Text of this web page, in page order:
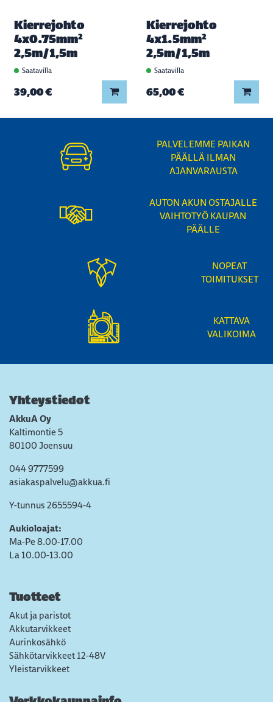
Kierrejohto
4x0.75mm²
2,5m/1,5m
Saatavilla
39,00 € Lisää koriin
Kierrejohto
4x1.5mm²
2,5m/1,5m
Saatavilla
65,00 €
PALVELEMME PAIKAN
PÄÄLLÄ ILMAN
AJANVARAUSTA
AUTON AKUN OSTAJALLE
VAIHTOTYÖ KAUPAN
PÄÄLLE
NOPEAT
TOIMITUKSET
KATTAVA
VALIKOIMA
Yhteystiedot
AkkuA Oy
Kaltimontie 5
80100 Joensuu
044 9777599
asiakaspalvelu@akkua.fi
Y-tunnus 2655594-4
Aukioloajat:
Ma-Pe 8.00-17.00
La 10.00-13.00
Tuotteet
Akut ja paristot
Akkutarvikkeet
Aurinkosähkö
Sähkötarvikkeet 12-48V
Yleistarvikkeet